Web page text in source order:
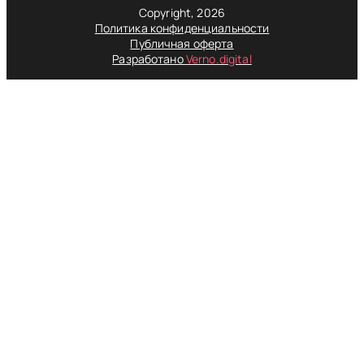
Copyright, 2026
Политика конфиденциальности
Публичная оферта
РазработаноVerno.digital